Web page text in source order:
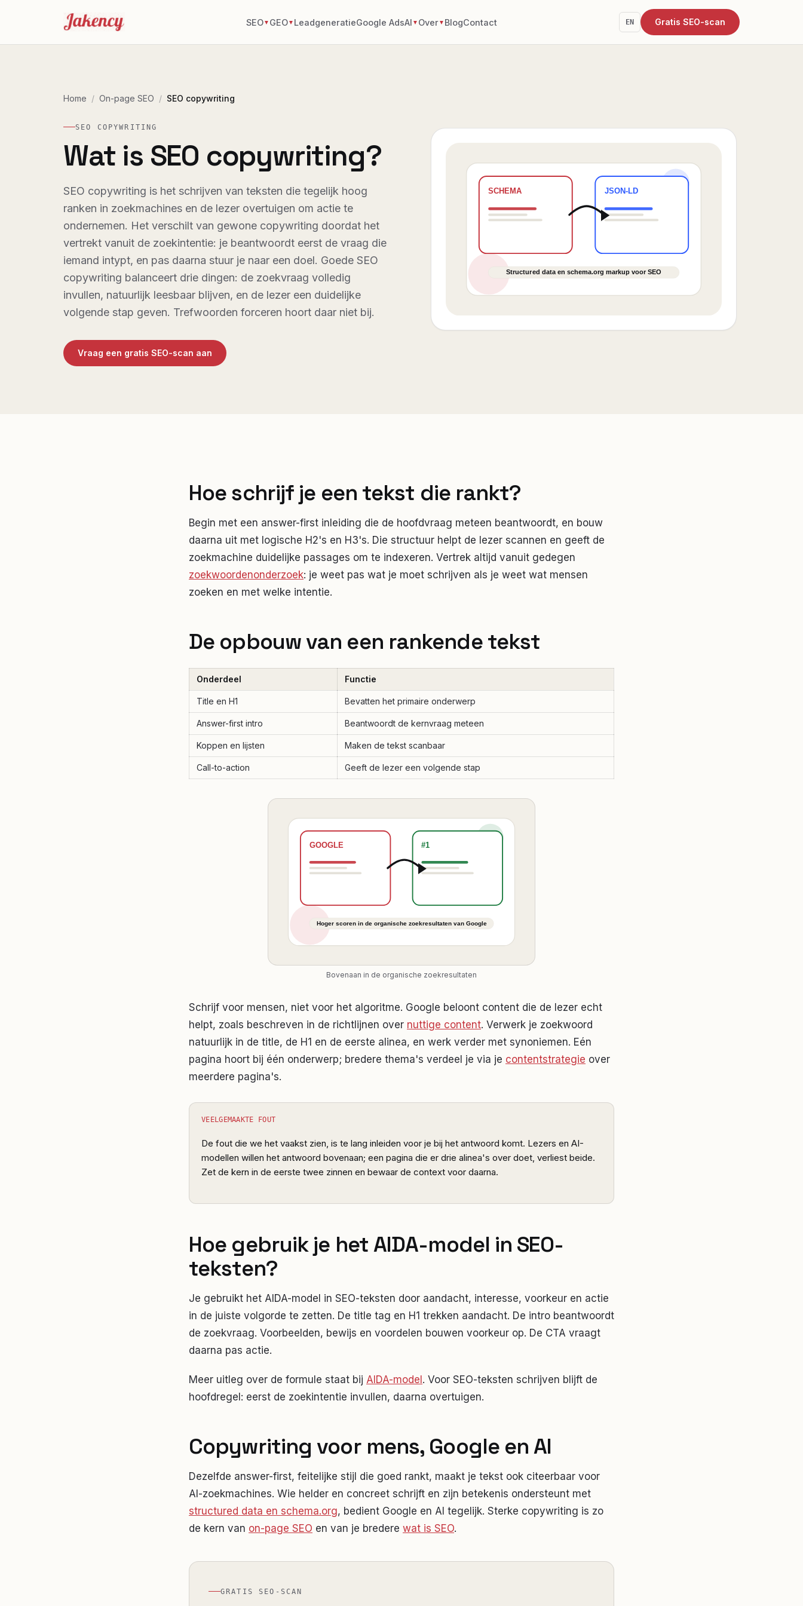
SEO▼ GEO▼ LeadgeneratieGoogle AdsAI ▼ Over▼ BlogContact EN Gratis SEO-scan
Home / On-page SEO / SEO copywriting
SEO COPYWRITING
Wat is SEO copywriting?
SEO copywriting is het schrijven van teksten die tegelijk hoog
ranken in zoekmachines en de lezer overtuigen om actie te
ondernemen. Het verschilt van gewone copywriting doordat het
vertrekt vanuit de zoekintentie: je beantwoordt eerst de vraag die
iemand intypt, en pas daarna stuur je naar een doel. Goede SEO
copywriting balanceert drie dingen: de zoekvraag volledig
invullen, natuurlijk leesbaar blijven, en de lezer een duidelijke
volgende stap geven. Trefwoorden forceren hoort daar niet bij.
Vraag een gratis SEO-scan aan
Hoe schrijf je een tekst die rankt?
Begin met een answer-first inleiding die de hoofdvraag meteen beantwoordt, en bouw
daarna uit met logische H2's en H3's. Die structuur helpt de lezer scannen en geeft de
zoekmachine duidelijke passages om te indexeren. Vertrek altijd vanuit gedegen
zoekwoordenonderzoek: je weet pas wat je moet schrijven als je weet wat mensen
zoeken en met welke intentie.
De opbouw van een rankende tekst
Onderdeel Functie
Title en H1 Bevatten het primaire onderwerp
Answer-first intro Beantwoordt de kernvraag meteen
Koppen en lijsten Maken de tekst scanbaar
Call-to-action Geeft de lezer een volgende stap
Bovenaan in de organische zoekresultaten
Schrijf voor mensen, niet voor het algoritme. Google beloont content die de lezer echt
helpt, zoals beschreven in de richtlijnen over nuttige content. Verwerk je zoekwoord
natuurlijk in de title, de H1 en de eerste alinea, en werk verder met synoniemen. Eén
pagina hoort bij één onderwerp; bredere thema's verdeel je via je contentstrategie over
meerdere pagina's.
VEELGEMAAKTE FOUT
De fout die we het vaakst zien, is te lang inleiden voor je bij het antwoord komt. Lezers en AI-
modellen willen het antwoord bovenaan; een pagina die er drie alinea's over doet, verliest beide.
Zet de kern in de eerste twee zinnen en bewaar de context voor daarna.
Hoe gebruik je het AIDA-model in SEO-
teksten?
Je gebruikt het AIDA-model in SEO-teksten door aandacht, interesse, voorkeur en actie
in de juiste volgorde te zetten. De title tag en H1 trekken aandacht. De intro beantwoordt
de zoekvraag. Voorbeelden, bewijs en voordelen bouwen voorkeur op. De CTA vraagt
daarna pas actie.
Meer uitleg over de formule staat bij AIDA-model . Voor SEO-teksten schrijven blijft de
hoofdregel: eerst de zoekintentie invullen, daarna overtuigen.
Copywriting voor mens, Google en AI
Dezelfde answer-first, feitelijke stijl die goed rankt, maakt je tekst ook citeerbaar voor
AI-zoekmachines. Wie helder en concreet schrijft en zijn betekenis ondersteunt met
structured data en schema.org, bedient Google en AI tegelijk. Sterke copywriting is zo
de kern van on-page SEO en van je bredere wat is SEO.
GRATIS SEO-SCAN